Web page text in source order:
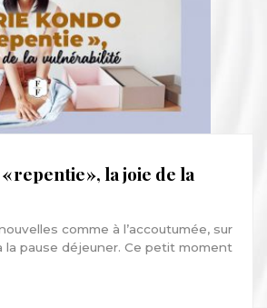
repentie », la joie de la
comme à l’accoutumée, sur
la pause déjeuner. Ce petit moment